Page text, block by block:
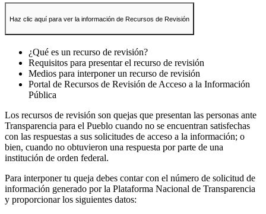
Haz clic aquí para ver la información de Recursos de Revisión
¿Qué es un recurso de revisión?
Requisitos para presentar el recurso de revisión
Medios para interponer un recurso de revisión
Portal de Recursos de Revisión de Acceso a la Información
Pública
Los recursos de revisión son quejas que presentan las personas ante
Transparencia para el Pueblo cuando no se encuentran satisfechas
con las respuestas a sus solicitudes de acceso a la información; o
bien, cuando no obtuvieron una respuesta por parte de una
institución de orden federal.
Para interponer tu queja debes contar con el número de solicitud de
información generado por la Plataforma Nacional de Transparencia
y proporcionar los siguientes datos: